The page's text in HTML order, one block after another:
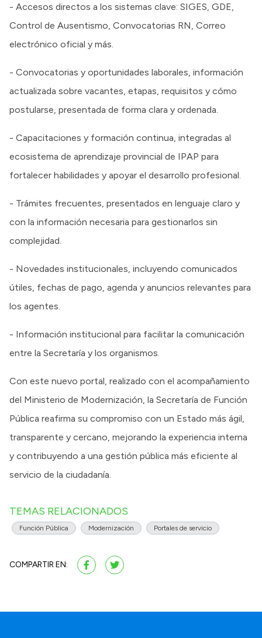
- Accesos directos a los sistemas clave: SIGES, GDE,
Control de Ausentismo, Convocatorias RN, Correo
electrónico oficial y más.
- Convocatorias y oportunidades laborales, información
actualizada sobre vacantes, etapas, requisitos y cómo
postularse, presentada de forma clara y ordenada.
- Capacitaciones y formación continua, integradas al
ecosistema de aprendizaje provincial de IPAP para
fortalecer habilidades y apoyar el desarrollo profesional.
- Trámites frecuentes, presentados en lenguaje claro y
con la información necesaria para gestionarlos sin
complejidad.
- Novedades institucionales, incluyendo comunicados
útiles, fechas de pago, agenda y anuncios relevantes para
los agentes.
- Información institucional para facilitar la comunicación
entre la Secretaría y los organismos.
Con este nuevo portal, realizado con el acompañamiento
del Ministerio de Modernización, la Secretaría de Función
Pública reafirma su compromiso con un Estado más ágil,
transparente y cercano, mejorando la experiencia interna
y contribuyendo a una gestión pública más eficiente al
servicio de la ciudadanía.
TEMAS RELACIONADOS
Función Pública Modernización Portales de servicio
COMPARTIR EN: